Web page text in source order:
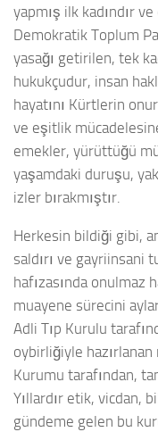
yapmış ilk kadındır
Demokratik Toplum
yasağı getirilen, tek
hukukçudur, insan
hayatını Kürtlerin
ve eşitlik
emekler, yürüttüğü
yaşamdaki duruşu,
izler bırakmıştır.
Herkesin bildiği gibi,
saldırı ve gayriinsani
hafızasında onulmaz
muayene sürecini
Adli Tıp Kurulu
oybirliğiyle
Kurumu tarafından,
Yıllardır etik, vicdan,
gündeme gelen bu